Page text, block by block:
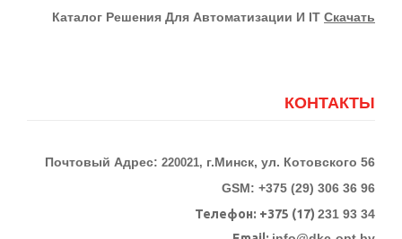
Каталог Решения Для Автоматизации И IT Скачать
КОНТАКТЫ
Почтовый Адрес: 220021, г.Минск, ул. Котовского 56
GSM: +375 (29) 306 36 96
Телефон: +375 (17) 231 93 34